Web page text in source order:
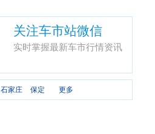
关注车市站微信
实时掌握最新车市行情资讯
石家庄 保定 更多